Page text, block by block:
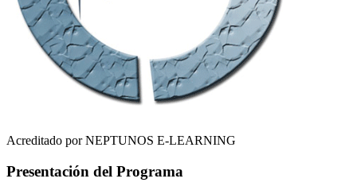
Acreditado por NEPTUNOS E-LEARNING
Presentación del Programa